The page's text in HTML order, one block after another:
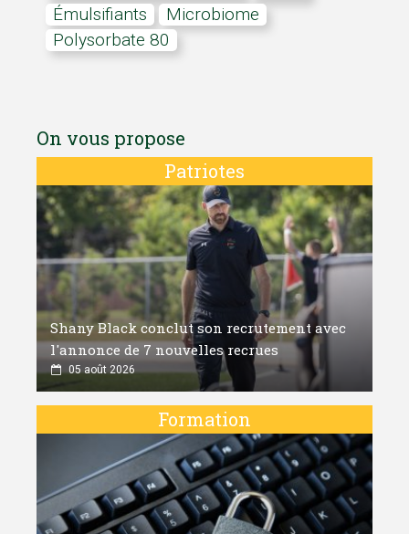
Émulsifiants
Microbiome
polysorbate 80
On vous propose
Patriotes
Shany Black conclut son recrutement avec
l'annonce de 7 nouvelles recrues
05 août 2026
Formation